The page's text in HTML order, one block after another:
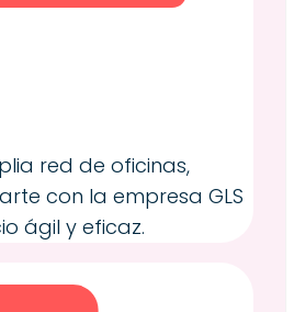
red de oficinas,
con la empresa GLS
ágil y eficaz.